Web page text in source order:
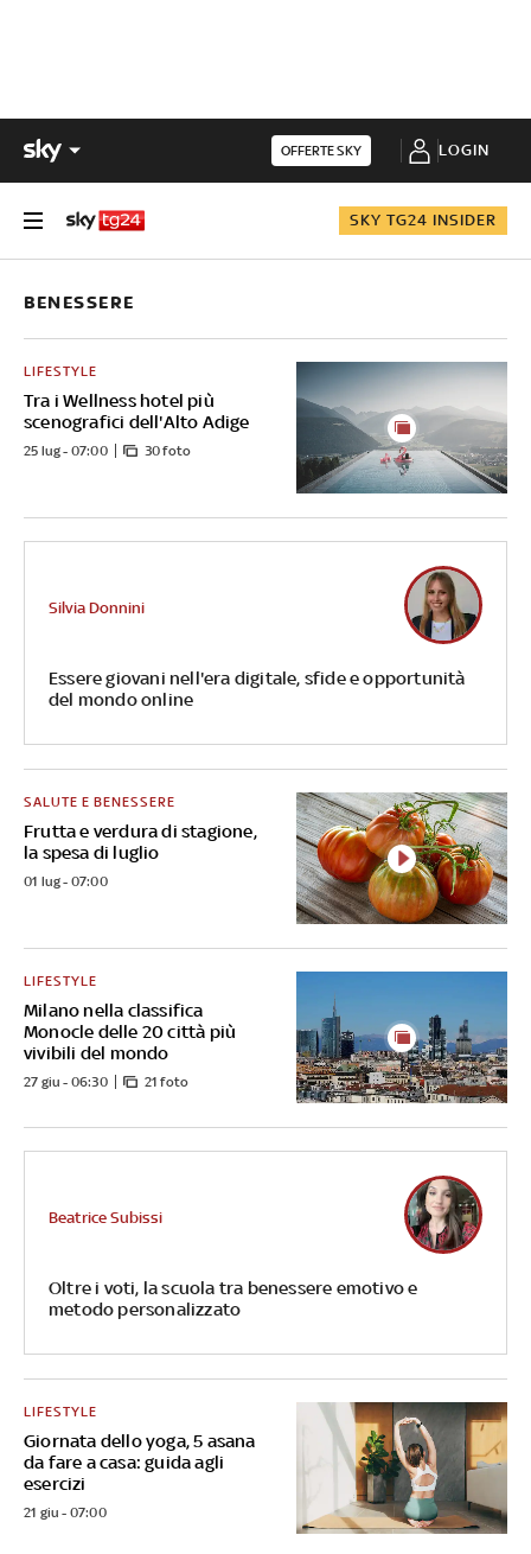
OFFERTE SKY LOGIN
SKY TG24 INSIDER
BENESSERE
Tra i Wellness hotel più
scenografici dell'Alto Adige
LIFESTYLE
25 lug - 07:00 30 foto
Essere giovani nell'era digitale, sfide e opportunità
del mondo online
Silvia Donnini
Frutta e verdura di stagione,
la spesa di luglio
SALUTE E BENESSERE
01 lug - 07:00
Milano nella classifica
Monocle delle 20 città più
vivibili del mondo
LIFESTYLE
27 giu - 06:30 21 foto
Oltre i voti, la scuola tra benessere emotivo e
metodo personalizzato
Beatrice Subissi
Giornata dello yoga, 5 asana
da fare a casa: guida agli
esercizi
LIFESTYLE
21 giu - 07:00